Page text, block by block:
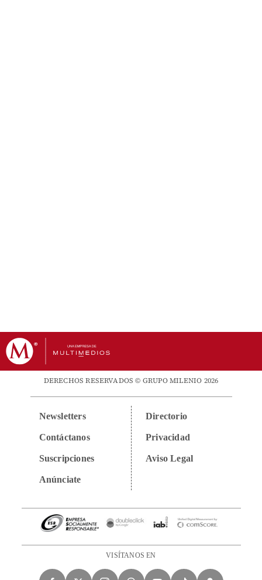
DERECHOS RESERVADOS © GRUPO MILENIO 2026
Newsletters
Contáctanos
Suscripciones
Anúnciate
Directorio
Privacidad
Aviso Legal
VISÍTANOS EN